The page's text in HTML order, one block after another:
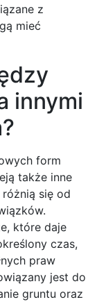
z
mieć
innymi
form
także inne
się od
które daje
czas,
praw
jest do
gruntu oraz